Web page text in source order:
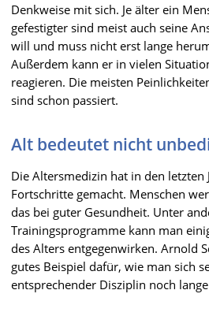
Denkweise mit sich. Je älter ein
gefestigter sind meist auch seine
will und muss nicht erst lange
Außerdem kann er in vielen
reagieren. Die meisten
sind schon passiert.
Alt bedeutet nicht
Die Altersmedizin hat in den letzten
Fortschritte gemacht. Menschen
das bei guter Gesundheit. Unter
Trainingsprogramme kann man
des Alters entgegenwirken. Arnold
gutes Beispiel dafür, wie man sich
entsprechender Disziplin noch